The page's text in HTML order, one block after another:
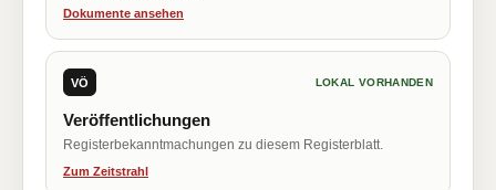
Dokumente ansehen
VÖ LOKAL VORHANDEN
Veröffentlichungen
Registerbekanntmachungen zu diesem Registerblatt.
Zum Zeitstrahl